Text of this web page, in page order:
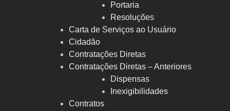
Portaria
Resoluções
Carta de Serviços ao Usuário
Cidadão
Contratações Diretas
Contratações Diretas – Anteriores
Dispensas
Inexigibilidades
Contratos